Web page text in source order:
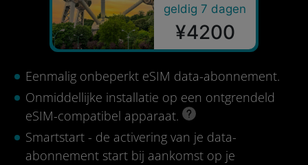
geldig 7 dagen
¥4200
Eenmalig onbeperkt eSIM data-abonnement.
Onmiddellijke installatie op een ontgrendeld
eSIM-compatibel apparaat.
Smartstart - de activering van je data-
abonnement start bij aankomst op je